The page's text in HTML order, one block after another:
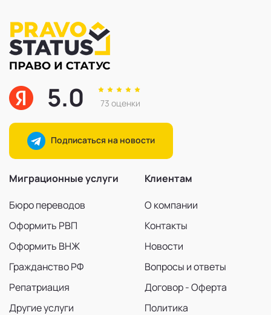
5.0 73 оценки
Подписаться на новости
Миграционные услуги
Бюро переводов
Оформить РВП
Оформить ВНЖ
Гражданство РФ
Репатриация
Другие услуги
Клиентам
О компании
Контакты
Новости
Вопросы и ответы
Договор - Оферта
Политика